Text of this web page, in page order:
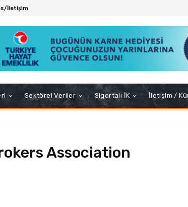
İletişim
Sektörel Veriler Sigortalı İK İletişim /
Association